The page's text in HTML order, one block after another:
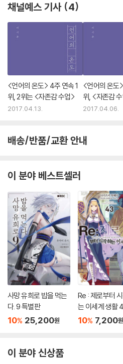
채널예스 기사 4
<언어의 온도> 4주 연속 1
위, 2위는 <자존감 수업>
2017.04.13.
<언어의 온도
위, <자존감
2017.04.06.
배송/반품/교환 안내
이 분야 베스트셀러
사망 유희로 밥을 먹는
다. 9 특별판
10% 25,200원
Re : 제로부터
는 이세계 생활
10% 7,200원
이 분야 신상품